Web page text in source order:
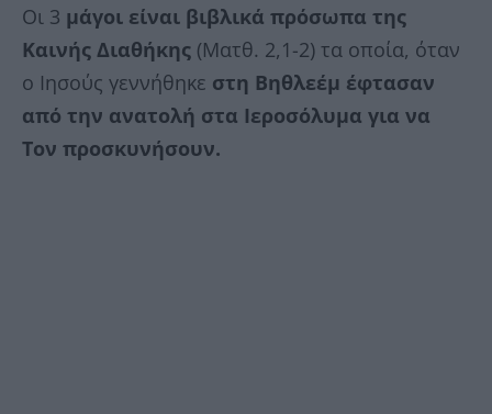
Οι 3 μάγοι είναι βιβλικά πρόσωπα της
Καινής Διαθήκης (Ματθ. 2,1-2) τα οποία, όταν
ο Ιησούς γεννήθηκε στη Βηθλεέμ έφτασαν
από την ανατολή στα Ιεροσόλυμα για να
Τον προσκυνήσουν.